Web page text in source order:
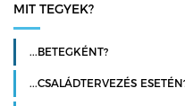
MIT TEGYEK?
...BETEGKÉNT?
...CSALÁDTERVEZÉS